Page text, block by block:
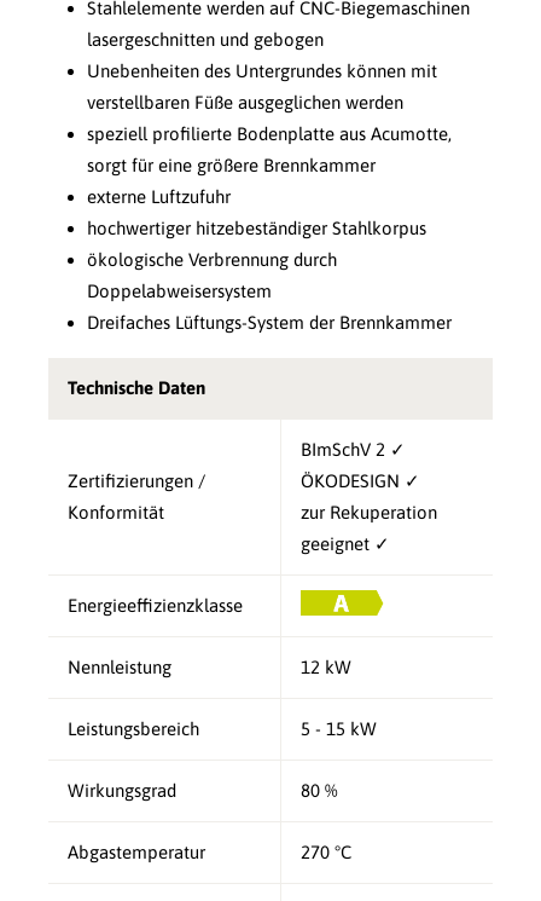
Stahlelemente werden auf CNC-Biegemaschinen
lasergeschnitten und gebogen
Unebenheiten des Untergrundes können mit
verstellbaren Füße ausgeglichen werden
speziell profilierte Bodenplatte aus Acumotte,
sorgt für eine größere Brennkammer
externe Luftzufuhr
hochwertiger hitzebeständiger Stahlkorpus
ökologische Verbrennung durch
Doppelabweisersystem
Dreifaches Lüftungs-System der Brennkammer
Technische Daten
Zertifizierungen /
Konformität
BImSchV 2 ✓
ÖKODESIGN ✓
zur Rekuperation
geeignet ✓
Energieeffizienzklasse
Nennleistung 12 kW
Leistungsbereich 5 - 15 kW
Wirkungsgrad 80 %
Abgastemperatur 270 °C